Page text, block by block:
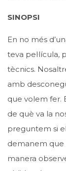
SINOPSI
En no més
teva pel·lícula,
tècnics.
amb
que volem fer.
de què va la
preguntem si
demanem que
manera